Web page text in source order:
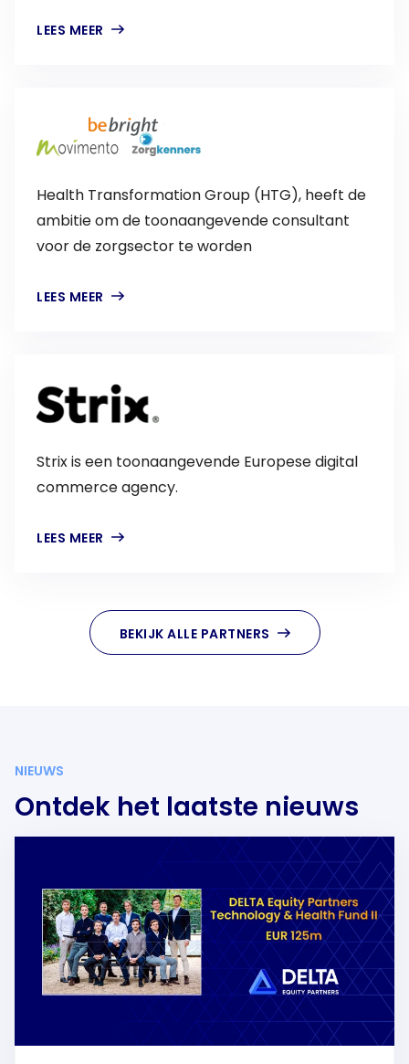
LEES MEER
Health Transformation Group (HTG), heeft de
ambitie om de toonaangevende consultant
voor de zorgsector te worden
LEES MEER
Strix is een toonaangevende Europese digital
commerce agency.
LEES MEER
BEKIJK ALLE PARTNERS
NIEUWS
Ontdek het laatste nieuws